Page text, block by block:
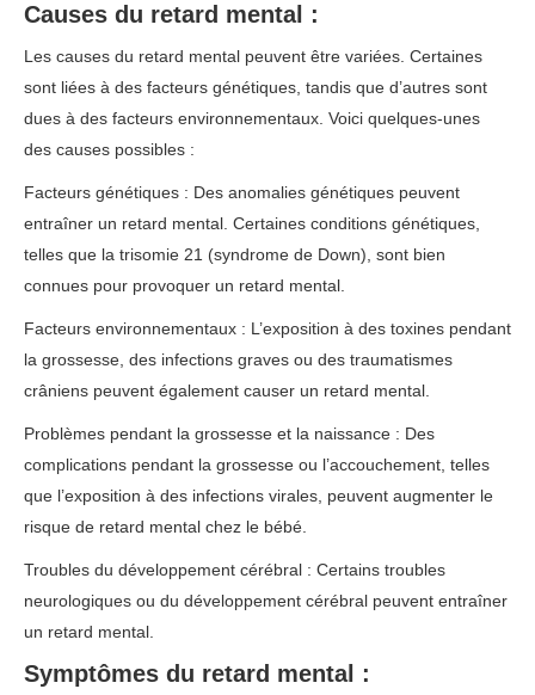
Causes du retard mental :
Les causes du retard mental peuvent être variées. Certaines
sont liées à des facteurs génétiques, tandis que d’autres sont
dues à des facteurs environnementaux. Voici quelques-unes
des causes possibles :
Facteurs génétiques : Des anomalies génétiques peuvent
entraîner un retard mental. Certaines conditions génétiques,
telles que la trisomie 21 (syndrome de Down), sont bien
connues pour provoquer un retard mental.
Facteurs environnementaux : L’exposition à des toxines pendant
la grossesse, des infections graves ou des traumatismes
crâniens peuvent également causer un retard mental.
Problèmes pendant la grossesse et la naissance : Des
complications pendant la grossesse ou l’accouchement, telles
que l’exposition à des infections virales, peuvent augmenter le
risque de retard mental chez le bébé.
Troubles du développement cérébral : Certains troubles
neurologiques ou du développement cérébral peuvent entraîner
un retard mental.
Symptômes du retard mental :